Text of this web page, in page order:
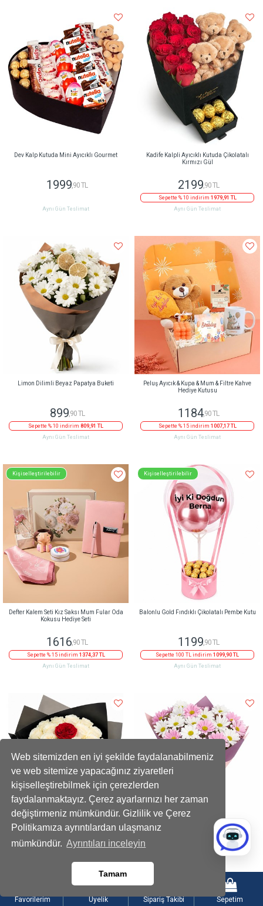
Web sitemizden en iyi şekilde faydalanabilmeniz
ve web sitemize yapacağınız ziyaretleri
kişiselleştirebilmek için çerezlerden
faydalanmaktayız. Çerez ayarlarınızı her zaman
değiştirmeniz mümkündür. Gizlilik ve Çerez
Politikamıza ayrıntılardan ulaşmanız
mümkündür. Ayrıntıları inceleyin
Tamam
Dev Kalp Kutuda Mini Ayıcıklı Gourmet
1999 ,90 TL
Aynı Gün Teslimat
Kadife Kalpli Ayıcıklı Kutuda Çikolatalı
Kırmızı Gül
2199 ,90 TL
Sepette % 10 indirim 1979,91 TL
Aynı Gün Teslimat
Limon Dilimli Beyaz Papatya Buketi
899,90 TL
Sepette % 10 indirim 809,91 TL
Aynı Gün Teslimat
Peluş Ayıcık & Kupa & Mum & Filtre Kahve
Hediye Kutusu
1184,90 TL
Sepette % 15 indirim 1007,17 TL
Aynı Gün Teslimat
Kişiselleştirilebilir
Defter Kalem Seti Kız Saksı Mum Fular Oda
Kokusu Hediye Seti
1616 ,90 TL
Sepette % 15 indirim 1374,37 TL
Aynı Gün Teslimat
Kişiselleştirilebilir
Balonlu Gold Fındıklı Çikolatalı Pembe Kutu
1199 ,90 TL
Sepette 100 TL indirim 1099,90 TL
Aynı Gün Teslimat
Premium Beyaz Kırmızı Gül Buketi
Sepette % 10 indirim
Beyaz ve Pembe Papatya Karışık Buket
809,91 TL
Favorilerim Üyelik Sipariş Takibi Sepetim